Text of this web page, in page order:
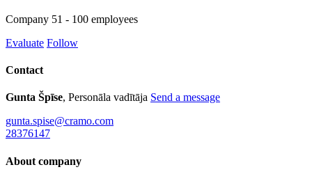
Company 51 - 100 employees
Evaluate Follow
Contact
Gunta Špīse, Personāla vadītāja Send a message
gunta.spise@cramo.com
28376147
About company